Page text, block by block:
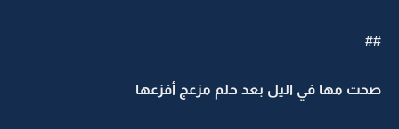
##‏
صحت مها في اليل بعد حلم مزعج أفزعها